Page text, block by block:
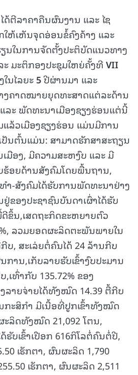
ດ້ຕີລາຄາຄືນຜົນງານ ແລະ ໄຊ
ໃຫ້ເຫັນຈຸດອ່ອນຂໍ້ຄົງຄ້າງ ແລະ
ໃນການຈັດຕັ້ງປະຕິບັດແນວທາງ
ມະຕິກອງປະຊຸມໃຫຍ່ຄັ້ງທີVII
ນໄລຍະ 5ປີຜ່ານມາ ແລະ
ຄາດໝາຍຍຸດທະສາດແຕ່ລະດ້ານ
ະ ພັດທະນາເມືອງຊຽງຮ່ອນແຕ່ນີ້
ແລ້ວເມືອງຊຽງຮ່ອນ ແມ່ນມີການ
ນຕົ້ນແມ່ນ: ສາມາດຮັກສາສະຖຽນ
ມືອງ, ມີຄວາມສະຫງົບ ແລະ ມີ
ຮ້ອຍດ້ານສັງຄົມໂດຍພື້ນຖານ,
າ-ສັງຄົມໄດ້ຮັບການພັດທະນາຢ່າງ
ຂອງປະຊາຊົນບັນດາເຜົ່າໄດ້ຮັບ
ຂຶ້ນ,ເສດຖະກິດຂະຫຍາຍຕົວ
ລວມຍອດຜະລິດຕະພັນພາຍໃນ
ບ, ສະເລ່ຍຕໍ່ຄົນໄດ້ 24 ລ້ານກີບ
ການ,ເກັບລາຍຮັບເຂົ້າງົບປະມານ
ເທົ່າກັບ 135.72% ຂອງ
ລາຍຈ່າຍໄດ້ທັງໝົດ 14.39 ຕື້ກີບ
ກະສິກໍາ ມີເນື້ອທີ່ປູກເຂົ້າທັງໝົດ
ະລິດທັງໝົດ 21,092 ໂຕນ,
ບເຂົ້າເປືອກ 616ກິໂລຕໍ່ຄົນຕໍ່ປີ,
ເຮັກຕາ, ຜົນຜະລິດ 1,790
ເຮັກຕາ, ຜົນຜະລິດ 2,511